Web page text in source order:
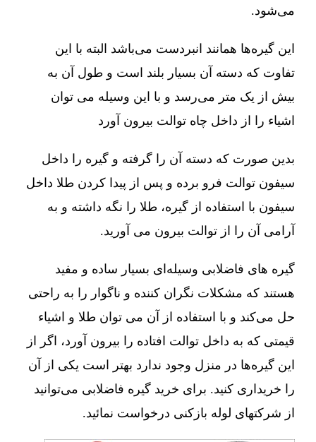
می‌شود.
این گیره‌ها همانند انبردست می‌باشد البته با این
تفاوت که دسته آن بسیار بلند است و طول آن به
بیش از یک متر می‌رسد و با این وسیله می توان
اشیاء را از داخل چاه توالت بیرون آورد
بدین صورت که دسته آن را گرفته و گیره را داخل
سیفون توالت فرو برده و پس از پیدا کردن طلا داخل
سیفون با استفاده از گیره، طلا را نگه داشته و به
آرامی آن را از توالت بیرون می آورید.
گیره های فاضلابی وسیله‌ای بسیار ساده و مفید
هستند که مشکلات نگران کننده و ناگوار را به راحتی
حل می‌کند و با استفاده از آن می توان طلا و اشیاء
قیمتی که به داخل توالت افتاده را بیرون آورد، اگر از
این گیره‌ها در منزل وجود ندارد بهتر است یکی از آن
را خریداری کنید. برای خرید گیره فاضلابی می‌توانید
از شرکتهای لوله بازکنی درخواست نمائید.